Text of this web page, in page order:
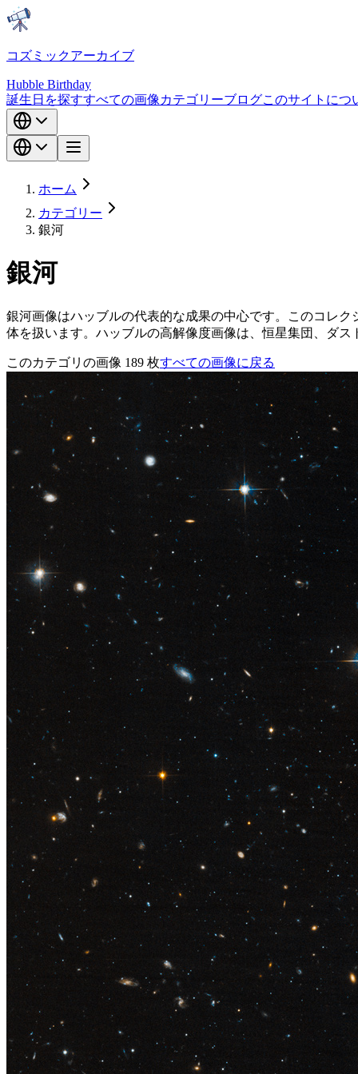
コズミックアーカイブ
Hubble Birthday
誕生日を探すすべての画像カテゴリーブログこのサイトにつ
ホーム
カテゴリー
銀河
銀河
銀河画像はハッブルの代表的な成果の中心です。このコレ
体を扱います。ハッブルの高解像度画像は、恒星集団、ダ
このカテゴリの画像 189 枚すべての画像に戻る